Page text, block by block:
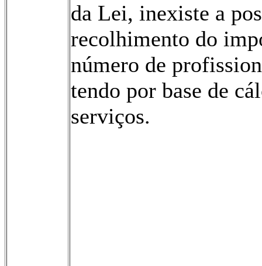
da Lei, inexiste a
recolhimento do
número de
ten­do por base de
serviços.